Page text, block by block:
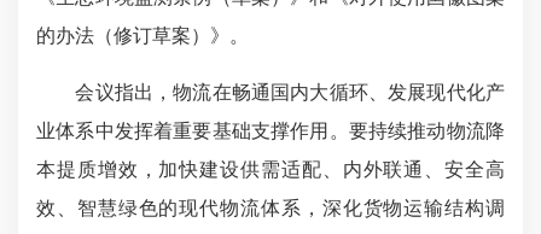
的办法（修订草案）》。
会议指出，物流在畅通国内大循环、发展现代化产
业体系中发挥着重要基础支撑作用。要持续推动物流降
本提质增效，加快建设供需适配、内外联通、安全高
效、智慧绿色的现代物流体系，深化货物运输结构调